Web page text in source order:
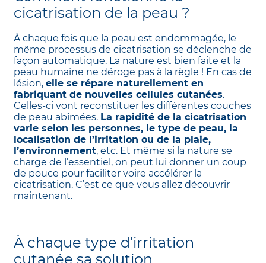
cicatrisation de la peau ?
À chaque fois que la peau est endommagée, le
même processus de cicatrisation se déclenche de
façon automatique. La nature est bien faite et la
peau humaine ne déroge pas à la règle ! En cas de
lésion, elle se répare naturellement en
fabriquant de nouvelles cellules cutanées.
Celles-ci vont reconstituer les différentes couches
de peau abîmées. La rapidité de la cicatrisation
varie selon les personnes, le type de peau, la
localisation de l’irritation ou de la plaie,
l’environnement, etc. Et même si la nature se
charge de l’essentiel, on peut lui donner un coup
de pouce pour faciliter voire accélérer la
cicatrisation. C’est ce que vous allez découvrir
maintenant.
À chaque type d’irritation
cutanée sa solution